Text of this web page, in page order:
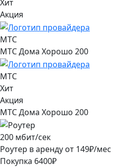
Хит
Акция
МТС
МТС Дома Хорошо 200
МТС
Хит
Акция
МТС Дома Хорошо 200
200 мбит/сек
Роутер в аренду от 149₽/мес
Покупка 6400₽